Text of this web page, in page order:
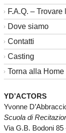
F.A.Q. –
Dove siamo
Contatti
Casting
Torna alla Home
YD’ACTORS
Yvonne
Scuola di
Via G.B. Bodoni 85